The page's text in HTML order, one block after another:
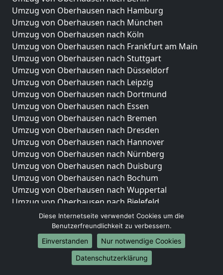
Umzug von Oberhausen nach Hamburg
Umzug von Oberhausen nach München
Umzug von Oberhausen nach Köln
Umzug von Oberhausen nach Frankfurt am Main
Umzug von Oberhausen nach Stuttgart
Umzug von Oberhausen nach Düsseldorf
Umzug von Oberhausen nach Leipzig
Umzug von Oberhausen nach Dortmund
Umzug von Oberhausen nach Essen
Umzug von Oberhausen nach Bremen
Umzug von Oberhausen nach Dresden
Umzug von Oberhausen nach Hannover
Umzug von Oberhausen nach Nürnberg
Umzug von Oberhausen nach Duisburg
Umzug von Oberhausen nach Bochum
Umzug von Oberhausen nach Wuppertal
Umzug von Oberhausen nach Bielefeld
Umzug von Oberhausen nach Bonn
Umzug von Oberhausen nach Münster
Internationale-Umzüge
Umzug von Oberhausen nach Brasilien
Diese Internetseite verwendet Cookies um die
Benutzerfreundlichkeit zu verbessern.
Einverstanden
Nur notwendige Cookies
Datenschutzerklärung